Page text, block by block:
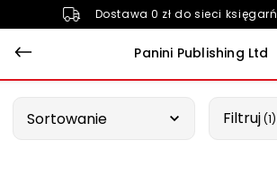
Dostawa 0 zł do sieci księgarń
Panini Publishing Ltd
Sortowanie Filtruj (1)